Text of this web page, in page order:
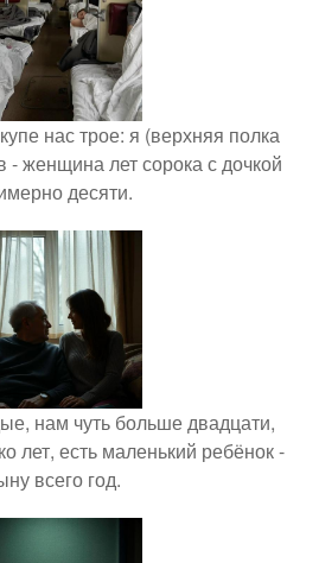
нас трое: я (верхняя полка
- женщина лет сорока с дочкой
десяти.
нам чуть больше двадцати,
лет, есть маленький ребёнок -
всего год.